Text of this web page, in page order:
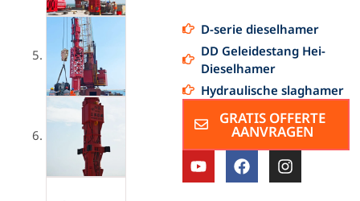
D-serie dieselhamer
DD Geleidestang Hei-
Dieselhamer
Hydraulische slaghamer
GRATIS OFFERTE
AANVRAGEN
Y
o
u
F
a
c
I
n
s